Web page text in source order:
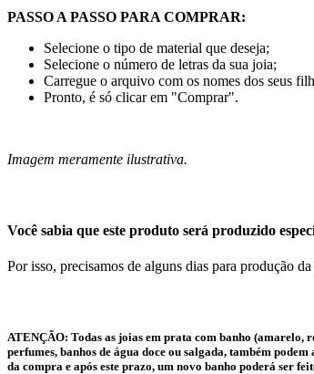
PASSO A PASSO PARA COMPRAR:
Selecione o tipo de material que deseja;
Selecione o número de letras da sua joia;
Carregue o arquivo com os nomes dos seus
Pronto, é só clicar em "Comprar".
Imagem meramente ilustrativa.
Você sabia que este produto será produzido
Por isso, precisamos de alguns dias para produção
ATENÇÃO: Todas as joias em prata com banho (amarelo,
perfumes, banhos de água doce ou salgada, também
da compra e após este prazo, um novo banho poderá ser